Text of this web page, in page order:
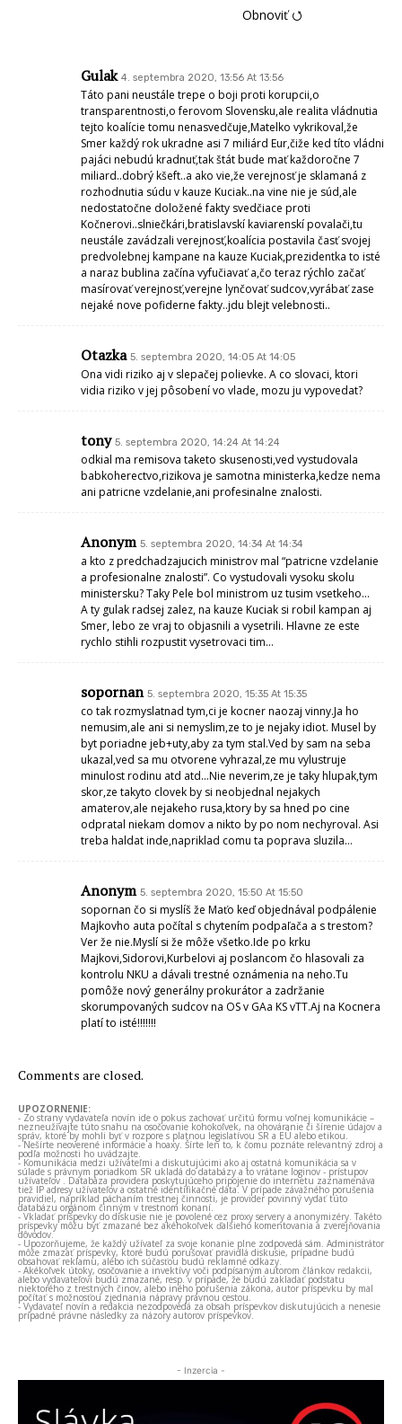
Obnoviť ⭯
Gulak 4. septembra 2020, 13:56 At 13:56
Táto pani neustále trepe o boji proti korupcii,o
transparentnosti,o ferovom Slovensku,ale realita vládnutia
tejto koalície tomu nenasvedčuje,Matelko vykrikoval,že
Smer každý rok ukradne asi 7 miliárd Eur,čiže ked títo vládni
pajáci nebudú kradnuť,tak štát bude mať každoročne 7
miliard..dobrý kšeft..a ako vie,že verejnosť je sklamaná z
rozhodnutia súdu v kauze Kuciak..na vine nie je súd,ale
nedostatočne doložené fakty svedčiace proti
Kočnerovi..slniečkári,bratislavskí kaviarenskí povalači,tu
neustále zavádzali verejnosť,koalícia postavila časť svojej
predvolebnej kampane na kauze Kuciak,prezidentka to isté
a naraz bublina začína vyfučiavať a,čo teraz rýchlo začať
masírovať verejnosť,verejne lynčovať sudcov,vyrábať zase
nejaké nove pofiderne fakty..jdu blejt velebnosti..
Otazka 5. septembra 2020, 14:05 At 14:05
Ona vidi riziko aj v slepačej polievke. A co slovaci, ktori
vidia riziko v jej pôsobení vo vlade, mozu ju vypovedat?
tony 5. septembra 2020, 14:24 At 14:24
odkial ma remisova taketo skusenosti,ved vystudovala
babkoherectvo,rizikova je samotna ministerka,kedze nema
ani patricne vzdelanie,ani profesinalne znalosti.
Anonym 5. septembra 2020, 14:34 At 14:34
a kto z predchadzajucich ministrov mal “patricne vzdelanie
a profesionalne znalosti”. Co vystudovali vysoku skolu
ministersku? Taky Pele bol ministrom uz tusim vsetkeho…
A ty gulak radsej zalez, na kauze Kuciak si robil kampan aj
Smer, lebo ze vraj to objasnili a vysetrili. Hlavne ze este
rychlo stihli rozpustit vysetrovaci tim…
sopornan 5. septembra 2020, 15:35 At 15:35
co tak rozmyslatnad tym,ci je kocner naozaj vinny.Ja ho
nemusim,ale ani si nemyslim,ze to je nejaky idiot. Musel by
byt poriadne jeb+uty,aby za tym stal.Ved by sam na seba
ukazal,ved sa mu otvorene vyhrazal,ze mu vylustruje
minulost rodinu atd atd…Nie neverim,ze je taky hlupak,tym
skor,ze takyto clovek by si neobjednal nejakych
amaterov,ale nejakeho rusa,ktory by sa hned po cine
odpratal niekam domov a nikto by po nom nechyroval. Asi
treba haldat inde,napriklad comu ta poprava sluzila…
Anonym 5. septembra 2020, 15:50 At 15:50
sopornan čo si myslíš že Maťo keď objednával podpálenie
Majkovho auta počítal s chytením podpaľača a s trestom?
Ver že nie.Myslí si že môže všetko.Ide po krku
Majkovi,Sidorovi,Kurbelovi aj poslancom čo hlasovali za
kontrolu NKU a dávali trestné oznámenia na neho.Tu
pomôže nový generálny prokurátor a zadržanie
skorumpovaných sudcov na OS v GAa KS vTT.Aj na Kocnera
platí to isté!!!!!!!
Comments are closed.
UPOZORNENIE:
- Zo strany vydavateľa novín ide o pokus zachovať určitú formu voľnej komunikácie –
nezneužívajte túto snahu na osočovanie kohokoľvek, na ohováranie či šírenie údajov a
správ, ktoré by mohli byť v rozpore s platnou legislatívou SR a EÚ alebo etikou.
- Nešírte neoverené informácie a hoaxy. Šírte len to, k čomu poznáte relevantný zdroj a
podľa možnosti ho uvádzajte.
- Komunikácia medzi užívateľmi a diskutujúcimi ako aj ostatná komunikácia sa v
súlade s právnym poriadkom SR ukladá do databázy a to vrátane loginov - prístupov
užívateľov . Databáza providera poskytujúceho pripojenie do internetu zaznamenáva
tiež IP adresy užívateľov a ostatné identifikačné dáta. V prípade závažného porušenia
pravidiel, napríklad páchaním trestnej činnosti, je provider povinný vydať túto
databázu orgánom činným v trestnom konaní.
- Vkladať príspevky do diskusie nie je povolené cez proxy servery a anonymizéry. Takéto
príspevky môžu byť zmazané bez akéhokoľvek ďalšieho komentovania a zverejňovania
dôvodov.
- Upozorňujeme, že každý užívateľ za svoje konanie plne zodpovedá sám. Administrátor
môže zmazať príspevky, ktoré budú porušovať pravidlá diskusie, prípadne budú
obsahovať reklamu, alebo ich súčasťou budú reklamné odkazy.
- Akékoľvek útoky, osočovanie a invektívy voči podpísaným autorom článkov redakcii,
alebo vydavateľovi budú zmazané, resp. v prípade, že budú zakladať podstatu
niektorého z trestných činov, alebo iného porušenia zákona, autor príspevku by mal
počítať s možnosťou zjednania nápravy právnou cestou.
- Vydavateľ novín a redakcia nezodpovedá za obsah príspevkov diskutujúcich a nenesie
prípadné právne následky za názory autorov príspevkov.
- Inzercia -